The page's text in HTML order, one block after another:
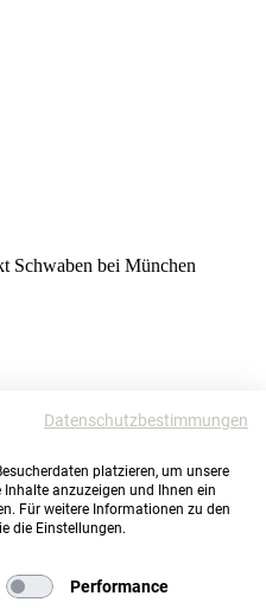
Schwaben bei München
Datenschutzbestimmungen
platzieren, um unsere
anzuzeigen und Ihnen ein
Für weitere Informationen zu den
die Einstellungen.
Performance